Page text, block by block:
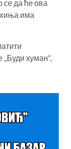
да ће ова
има
хуман“,